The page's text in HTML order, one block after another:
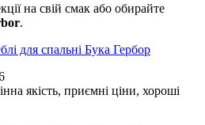
на свій смак або обирайте
.
для спальні Бука Гербор
якість, приємні ціни, хороші